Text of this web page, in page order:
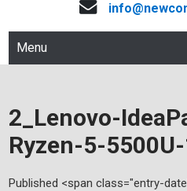
Menu
2_Lenovo-
Ryzen-5-
Published <span class="entry-